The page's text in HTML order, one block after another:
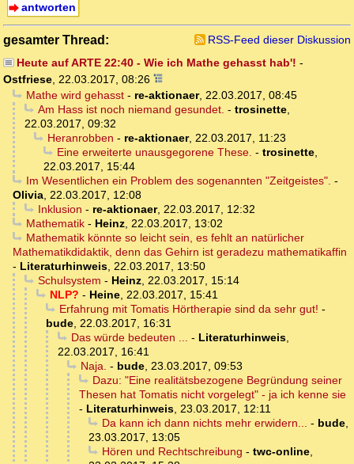
antworten
gesamter Thread:
RSS-Feed dieser Diskussion
Heute auf ARTE 22:40 - Wie ich Mathe gehasst hab'! -
Ostfriese, 22.03.2017, 08:26
Mathe wird gehasst- re-aktionaer, 22.03.2017, 08:45
Am Hass ist noch niemand gesundet. - trosinette,
22.03.2017, 09:32
Heranrobben - re-aktionaer, 22.03.2017, 11:23
Eine erweiterte unausgegorene These. - trosinette,
22.03.2017, 15:44
Im Wesentlichen ein Problem des sogenannten "Zeitgeistes". -
Olivia, 22.03.2017, 12:08
Inklusion - re-aktionaer, 22.03.2017, 12:32
Mathematik- Heinz, 22.03.2017, 13:02
Mathematik könnte so leicht sein, es fehlt an natürlicher
Mathematikdidaktik, denn das Gehirn ist geradezu mathematikaffin
- Literaturhinweis, 22.03.2017, 13:50
Schulsystem - Heinz, 22.03.2017, 15:14
NLP? - Heine, 22.03.2017, 15:41
Erfahrung mit Tomatis Hörtherapie sind da sehr gut! -
bude, 22.03.2017, 16:31
Das würde bedeuten ... - Literaturhinweis,
22.03.2017, 16:41
Naja. - bude, 23.03.2017, 09:53
Dazu: "Eine realitätsbezogene Begründung seiner
Thesen hat Tomatis nicht vorgelegt" - ja ich kenne sie
- Literaturhinweis, 23.03.2017, 12:11
Da kann ich dann nichts mehr erwidern... - bude,
23.03.2017, 13:05
Hören und Rechtschreibung - twc-online,